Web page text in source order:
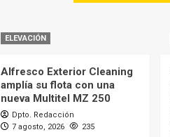
ELEVACIÓN
Alfresco Exterior Cleaning
amplía su flota con una
nueva Multitel MZ 250
Dpto. Redacción
7 agosto, 2026
235